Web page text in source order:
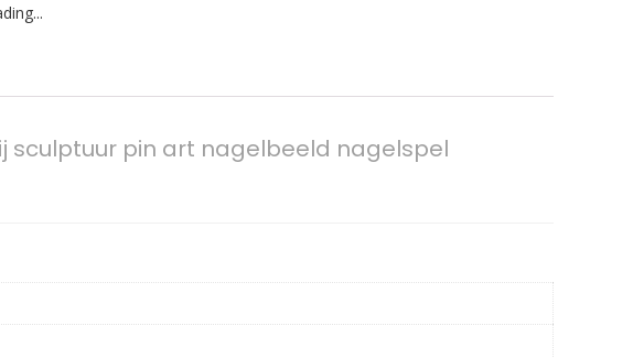
sculptuur pin art nagelbeeld nagelspel